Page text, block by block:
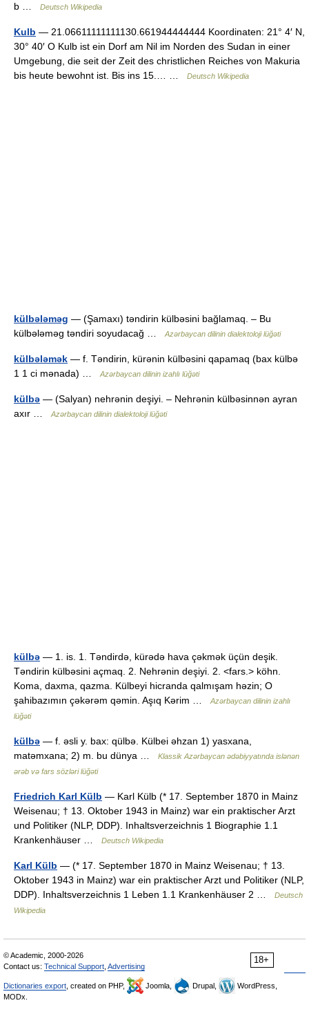
b …
Deutsch Wikipedia
Kulb — 21.06611111111130.661944444444 Koordinaten: 21° 4′ N,
30° 40′ O Kulb ist ein Dorf am Nil im Norden des Sudan in einer
Umgebung, die seit der Zeit des christlichen Reiches von Makuria
bis heute bewohnt ist. Bis ins 15.… …
Deutsch Wikipedia
külbələməg — (Şamaxı) təndirin külbəsini bağlamaq. – Bu
külbələməg təndiri soyudacağ …
Azərbaycan dilinin dialektoloji lüğəti
külbələmək — f. Təndirin, kürənin külbəsini qapamaq (bax külbə
1 1 ci mənada) …
Azərbaycan dilinin izahlı lüğəti
külbə — (Salyan) nehrənin deşiyi. – Nehrənin külbəsinnən ayran
axır …
Azərbaycan dilinin dialektoloji lüğəti
külbə — 1. is. 1. Təndirdə, kürədə hava çəkmək üçün deşik.
Təndirin külbəsini açmaq. 2. Nehrənin deşiyi. 2. <fars.> köhn.
Koma, daxma, qazma. Külbeyi hicranda qalmışam həzin; O
şahibazımın çəkərəm qəmin. Aşıq Kərim …
Azərbaycan dilinin izahlı
lüğəti
külbə — f. əsli y. bax: qülbə. Külbei əhzan 1) yasxana,
matəmxana; 2) m. bu dünya …
Klassik Azərbaycan ədəbiyyatında islənən
ərəb və fars sözləri lüğəti
Friedrich Karl Külb — Karl Külb (* 17. September 1870 in Mainz
Weisenau; † 13. Oktober 1943 in Mainz) war ein praktischer Arzt
und Politiker (NLP, DDP). Inhaltsverzeichnis 1 Biographie 1.1
Krankenhäuser …
Deutsch Wikipedia
Karl Külb — (* 17. September 1870 in Mainz Weisenau; † 13.
Oktober 1943 in Mainz) war ein praktischer Arzt und Politiker (NLP,
DDP). Inhaltsverzeichnis 1 Leben 1.1 Krankenhäuser 2 …
Deutsch
Wikipedia
18+
© Academic, 2000-2026
Contact us: Technical Support Advertising
Dictionaries export , created on PHP, Joomla, Drupal,
WordPress,
MODx.